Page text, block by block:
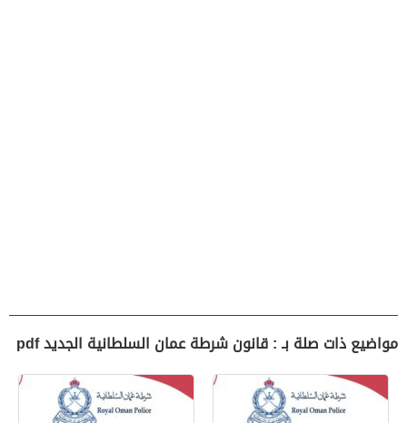
مواضيع ذات صلة بـ : قانون شرطة عمان السلطانية الجديد pdf